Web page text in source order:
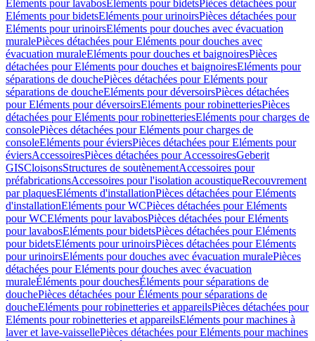
Eléments pour lavabosEléments pour bidetsPièces détachées pour
Eléments pour bidetsEléments pour urinoirsPièces détachées pour
Eléments pour urinoirsEléments pour douches avec évacuation
muralePièces détachées pour Eléments pour douches avec
évacuation muraleEléments pour douches et baignoiresPièces
détachées pour Eléments pour douches et baignoiresEléments pour
séparations de douchePièces détachées pour Eléments pour
séparations de doucheEléments pour déversoirsPièces détachées
pour Eléments pour déversoirsEléments pour robinetteriesPièces
détachées pour Eléments pour robinetteriesEléments pour charges de
consolePièces détachées pour Eléments pour charges de
consoleEléments pour éviersPièces détachées pour Eléments pour
éviersAccessoiresPièces détachées pour AccessoiresGeberit
GISCloisonsStructures de soutènementAccessoires pour
préfabricationsAccessoires pour l'isolation acoustiqueRecouvrement
par plaquesEléments d'installationPièces détachées pour Eléments
d'installationEléments pour WCPièces détachées pour Eléments
pour WCEléments pour lavabosPièces détachées pour Eléments
pour lavabosEléments pour bidetsPièces détachées pour Eléments
pour bidetsEléments pour urinoirsPièces détachées pour Eléments
pour urinoirsEléments pour douches avec évacuation muralePièces
détachées pour Eléments pour douches avec évacuation
muraleÉléments pour douchesÉléments pour séparations de
douchePièces détachées pour Éléments pour séparations de
doucheEléments pour robinetteries et appareilsPièces détachées pour
Eléments pour robinetteries et appareilsEléments pour machines à
laver et lave-vaissellePièces détachées pour Eléments pour machines